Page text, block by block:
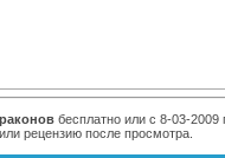
бесплатно или с 8-03-2009
рецензию после просмотра.